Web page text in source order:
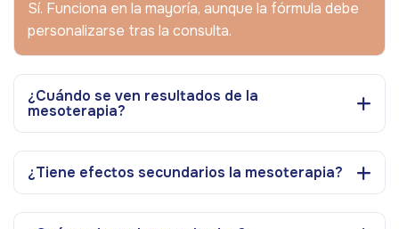
Sí. Funciona en la mayoría, aunque la fórmula debe
personalizarse tras la consulta.
¿Cuándo se ven resultados de la
mesoterapia?
¿Tiene efectos secundarios la mesoterapia?